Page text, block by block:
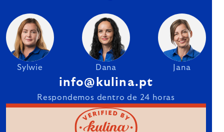
Sylwie Dana Jana
info@kulina.pt
Respondemos dentro de 24 horas